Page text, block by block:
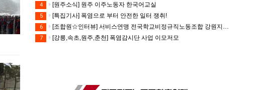
4 [원주소식] 원주 이주노동자 한국어교실
5 [특집기사] 폭염으로 부터 안전한 일터 쟁취!
6 [조합원☆인터뷰] 서비스연맹 전국학교비정규직노동조합 강원지부 김유미 춘천지회장
7 [강릉,속초,원주,춘천] 폭염감시단 사업 이모저모